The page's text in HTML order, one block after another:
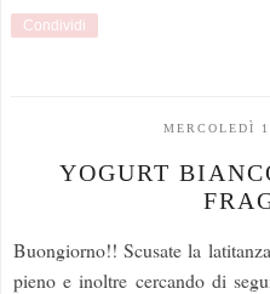
Condividi
MERCOLEDÌ
YOGURT
Buongiorno!! Scusate la
pieno e inoltre cercando di